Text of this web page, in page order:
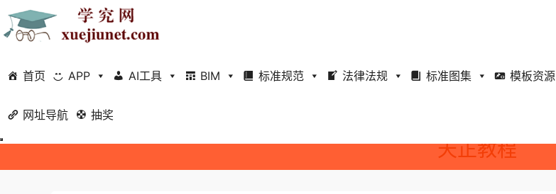
首页 APP AI工具 BIM 标准规范 法律法规 标准图集 模板资源
网址导航 抽奖
天正教程